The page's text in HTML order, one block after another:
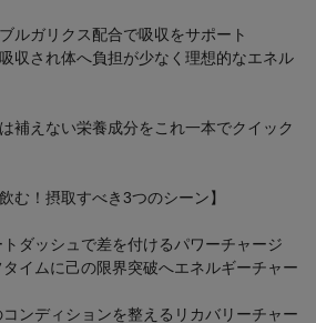
ルガリクス配合で吸収をサポート
収され体へ負担が少なく理想的なエネル
補えない栄養成分をこれ一本でクイック
む！摂取すべき3つのシーン】
ダッシュで差を付けるパワーチャージ
イムに己の限界突破へエネルギーチャー
ンディションを整えるリカバリーチャー